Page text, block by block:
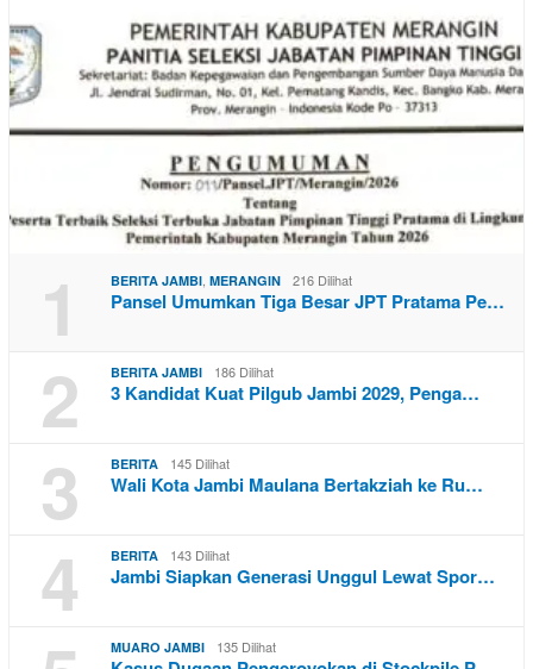
1 BERITA JAMBI, MERANGIN 216 Dilihat
Pansel Umumkan Tiga Besar JPT Pratama Pe…
2 BERITA JAMBI 186 Dilihat
3 Kandidat Kuat Pilgub Jambi 2029, Penga…
3 BERITA 145 Dilihat
Wali Kota Jambi Maulana Bertakziah ke Ru…
4 BERITA 143 Dilihat
Jambi Siapkan Generasi Unggul Lewat Spor…
MUARO JAMBI 135 Dilihat